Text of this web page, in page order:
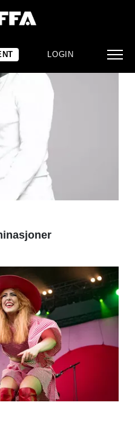
LOGIN